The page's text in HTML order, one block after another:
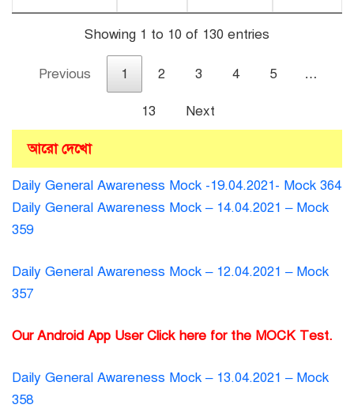
Showing 1 to 10 of 130 entries
Previous 1 2 3 4 5 …
13 Next
আরো দেখো
Daily General Awareness Mock -19.04.2021- Mock 364
Daily General Awareness Mock – 14.04.2021 – Mock
359
Daily General Awareness Mock – 12.04.2021 – Mock
357
Our Android App User Click here for the MOCK Test.
Daily General Awareness Mock – 13.04.2021 – Mock
358